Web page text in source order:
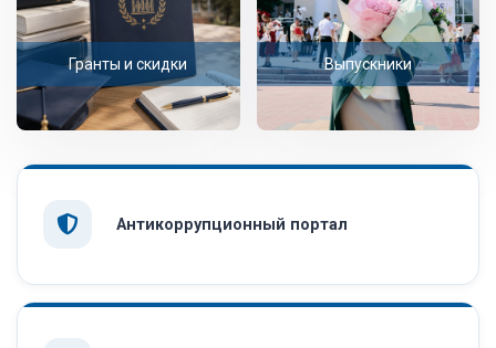
Гранты и скидки Выпускники
Антикоррупционный портал